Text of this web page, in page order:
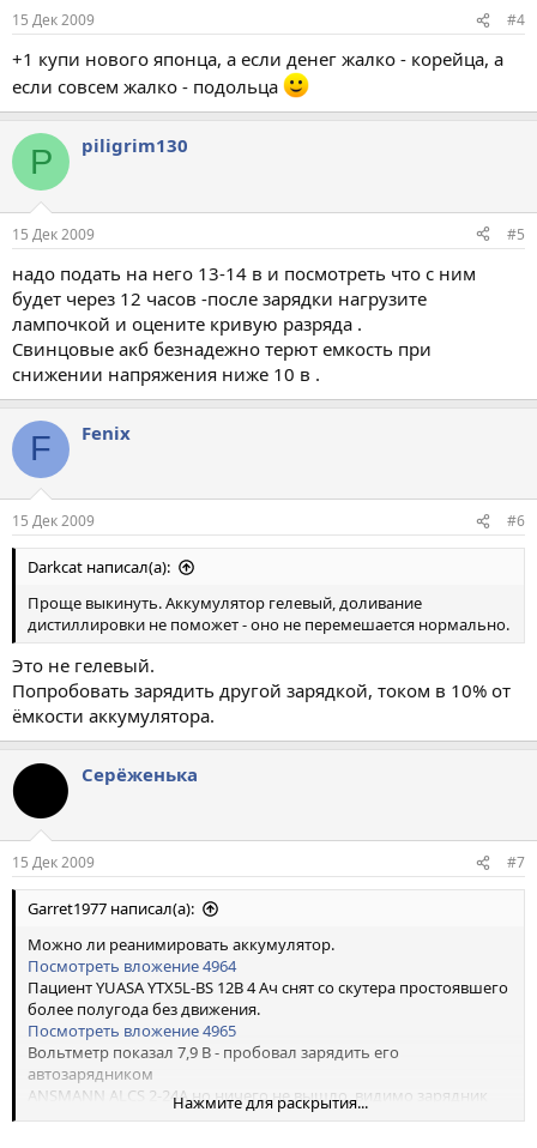
15 Дек 2009 #4
+1 купи нового японца, а если денег жалко - корейца, а
если совсем жалко - подольца
P piligrim130
15 Дек 2009 #5
надо подать на него 13-14 в и посмотреть что с ним
будет через 12 часов -после зарядки нагрузите
лампочкой и оцените кривую разряда .
Свинцовые акб безнадежно терют емкость при
снижении напряжения ниже 10 в .
F Fenix
15 Дек 2009 #6
Darkcat написал(а):
Проще выкинуть. Аккумулятор гелевый, доливание
дистиллировки не поможет - оно не перемешается нормально.
Это не гелевый.
Попробовать зарядить другой зарядкой, током в 10% от
ёмкости аккумулятора.
Серёженька
15 Дек 2009 #7
Garret1977 написал(а):
Можно ли реанимировать аккумулятор.
Посмотреть вложение 4964
Пациент YUASA YTX5L-BS 12В 4 Ач снят со скутера простоявшего
более полугода без движения.
Посмотреть вложение 4965
Вольтметр показал 7,9 В - пробовал зарядить его
автозарядником
ANSMANN ALCS 2-24A но ничего не вышло ,видимо зарядник
принимает его
Нажмите для раскрытия...